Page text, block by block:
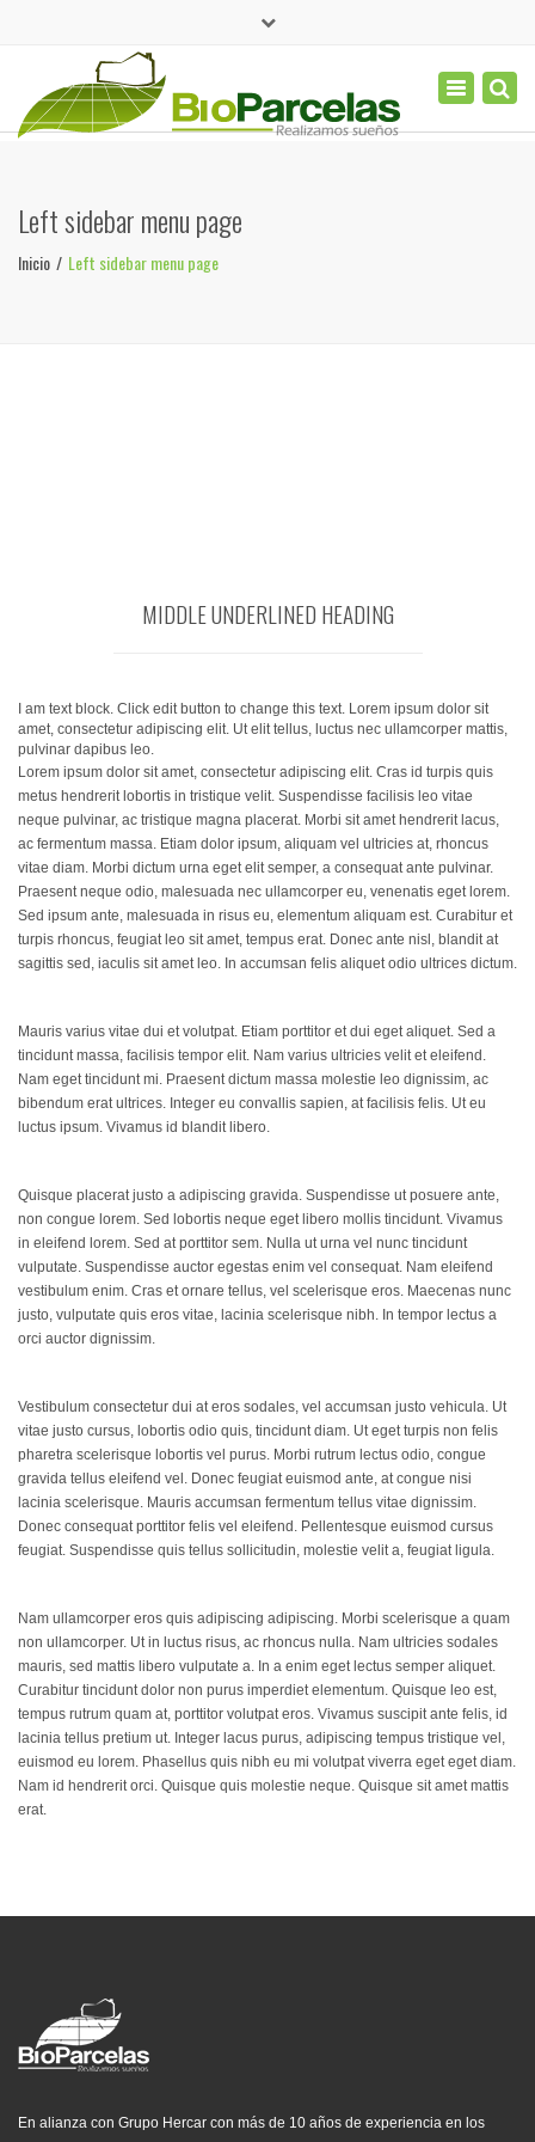
contacto@bioparcelas.com
Toggle
navigation
Left sidebar menu page
Inicio Left sidebar menu page
MIDDLE UNDERLINED HEADING
I am text block. Click edit button to change this text. Lorem ipsum dolor sit
amet, consectetur adipiscing elit. Ut elit tellus, luctus nec ullamcorper mattis,
pulvinar dapibus leo.
Lorem ipsum dolor sit amet, consectetur adipiscing elit. Cras id turpis quis
metus hendrerit lobortis in tristique velit. Suspendisse facilisis leo vitae
neque pulvinar, ac tristique magna placerat. Morbi sit amet hendrerit lacus,
ac fermentum massa. Etiam dolor ipsum, aliquam vel ultricies at, rhoncus
vitae diam. Morbi dictum urna eget elit semper, a consequat ante pulvinar.
Praesent neque odio, malesuada nec ullamcorper eu, venenatis eget lorem.
Sed ipsum ante, malesuada in risus eu, elementum aliquam est. Curabitur et
turpis rhoncus, feugiat leo sit amet, tempus erat. Donec ante nisl, blandit at
sagittis sed, iaculis sit amet leo. In accumsan felis aliquet odio ultrices dictum.
Mauris varius vitae dui et volutpat. Etiam porttitor et dui eget aliquet. Sed a
tincidunt massa, facilisis tempor elit. Nam varius ultricies velit et eleifend.
Nam eget tincidunt mi. Praesent dictum massa molestie leo dignissim, ac
bibendum erat ultrices. Integer eu convallis sapien, at facilisis felis. Ut eu
luctus ipsum. Vivamus id blandit libero.
Quisque placerat justo a adipiscing gravida. Suspendisse ut posuere ante,
non congue lorem. Sed lobortis neque eget libero mollis tincidunt. Vivamus
in eleifend lorem. Sed at porttitor sem. Nulla ut urna vel nunc tincidunt
vulputate. Suspendisse auctor egestas enim vel consequat. Nam eleifend
vestibulum enim. Cras et ornare tellus, vel scelerisque eros. Maecenas nunc
justo, vulputate quis eros vitae, lacinia scelerisque nibh. In tempor lectus a
orci auctor dignissim.
Vestibulum consectetur dui at eros sodales, vel accumsan justo vehicula. Ut
vitae justo cursus, lobortis odio quis, tincidunt diam. Ut eget turpis non felis
pharetra scelerisque lobortis vel purus. Morbi rutrum lectus odio, congue
gravida tellus eleifend vel. Donec feugiat euismod ante, at congue nisi
lacinia scelerisque. Mauris accumsan fermentum tellus vitae dignissim.
Donec consequat porttitor felis vel eleifend. Pellentesque euismod cursus
feugiat. Suspendisse quis tellus sollicitudin, molestie velit a, feugiat ligula.
Nam ullamcorper eros quis adipiscing adipiscing. Morbi scelerisque a quam
non ullamcorper. Ut in luctus risus, ac rhoncus nulla. Nam ultricies sodales
mauris, sed mattis libero vulputate a. In a enim eget lectus semper aliquet.
Curabitur tincidunt dolor non purus imperdiet elementum. Quisque leo est,
tempus rutrum quam at, porttitor volutpat eros. Vivamus suscipit ante felis, id
lacinia tellus pretium ut. Integer lacus purus, adipiscing tempus tristique vel,
euismod eu lorem. Phasellus quis nibh eu mi volutpat viverra eget eget diam.
Nam id hendrerit orci. Quisque quis molestie neque. Quisque sit amet mattis
erat.
En alianza con Grupo Hercar con más de 10 años de experiencia en los